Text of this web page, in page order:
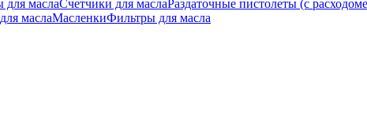
для маслаСчетчики для маслаРаздаточные пистолеты (с
маслаМасленкиФильтры для масла